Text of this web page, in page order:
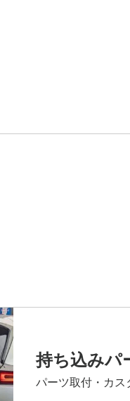
持ち込みパ
パーツ取付・カス